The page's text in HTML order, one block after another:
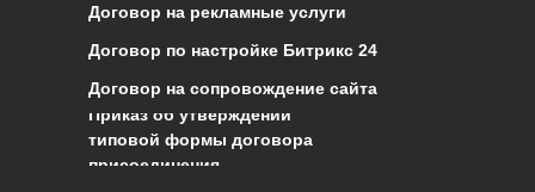
Приказ об утверждении
типовой формы договора
присоединения
Договор на рекламные услуги
Договор по настройке Битрикс 24
Договор на сопровождение сайта